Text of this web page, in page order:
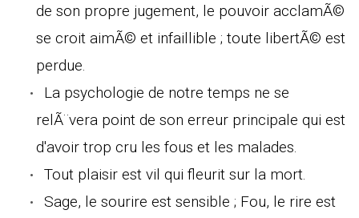
de son propre jugement, le pouvoir acclamÃ©
se croit aimÃ© et infaillible ; toute libertÃ© est
perdue.
La psychologie de notre temps ne se
relÃ¨vera point de son erreur principale qui est
d'avoir trop cru les fous et les malades.
Tout plaisir est vil qui fleurit sur la mort.
Sage, le sourire est sensible ; Fou, le rire est